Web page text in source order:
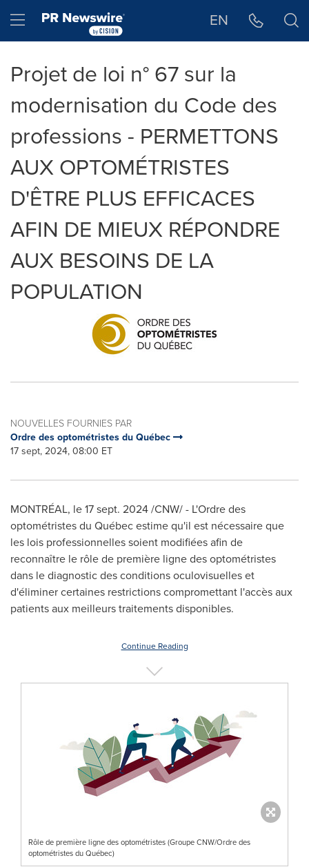
Hamburger menu EN
Projet de loi n° 67 sur la
modernisation du Code des
professions - PERMETTONS
AUX OPTOMÉTRISTES
D'ÊTRE PLUS EFFICACES
AFIN DE MIEUX RÉPONDRE
AUX BESOINS DE LA
POPULATION
NOUVELLES FOURNIES PAR
Ordre des optométristes du Québec
17 sept, 2024, 08:00 ET
MONTRÉAL, le17 sept. 2024/CNW/ - L'Ordre des
optométristes du Québec estime qu'il est nécessaire que
les lois professionnelles soient modifiées afin de
reconnaître le rôle de première ligne des optométristes
dans le diagnostic des conditions oculovisuelles et
d'éliminer certaines restrictions compromettant l'accès aux
patients aux meilleurs traitements disponibles.
Continue Reading
Rôle de première ligne des optométristes (Groupe CNW/Ordre des
optométristes du Québec)